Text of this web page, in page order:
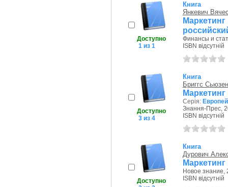
Доступно
1 из 1
Книга
Янкевич
Финансы и
ISBN відсутній
Доступно
3 из 4
Книга
Бриггс Сьюзен
Серія:
Знання-Прес,
ISBN відсутній
Доступно
Книга
Дурович
Новое знание,
ISBN відсутній